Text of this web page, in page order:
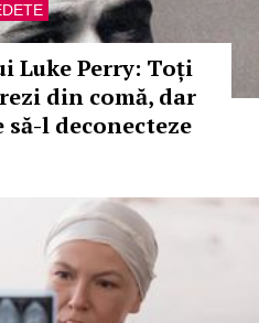
Luke Perry: Toți
din comă, dar
l deconecteze